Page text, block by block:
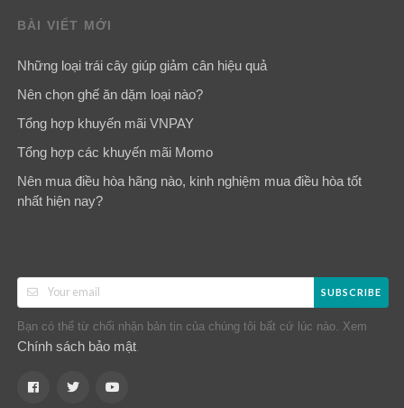
BÀI VIẾT MỚI
Những loại trái cây giúp giảm cân hiệu quả
Nên chọn ghế ăn dặm loại nào?
Tổng hợp khuyến mãi VNPAY
Tổng hợp các khuyến mãi Momo
Nên mua điều hòa hãng nào, kinh nghiệm mua điều hòa tốt
nhất hiện nay?
SUBSCRIBE
Bạn có thể từ chối nhận bản tin của chúng tôi bất cứ lúc nào. Xem
Chính sách bảo mật